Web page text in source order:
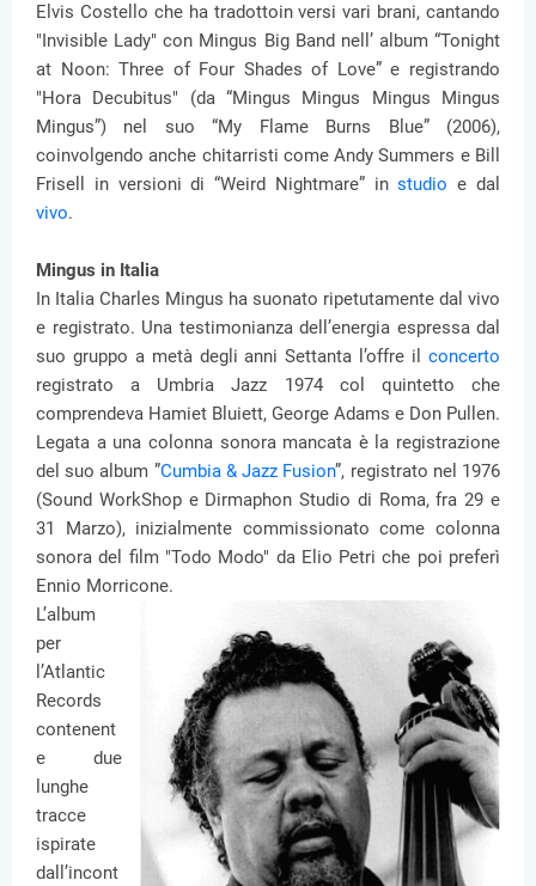
Elvis Costello che ha tradottoin versi vari brani, cantando
"Invisible Lady" con Mingus Big Band nell’ album “Tonight
at Noon: Three of Four Shades of Love” e registrando
"Hora Decubitus" (da “Mingus Mingus Mingus Mingus
Mingus”) nel suo “My Flame Burns Blue” (2006),
coinvolgendo anche chitarristi come Andy Summers e Bill
Frisell in versioni di “Weird Nightmare” instudio e dal
vivo.
Mingus in Italia
In Italia Charles Mingus ha suonato ripetutamente dal vivo
e registrato. Una testimonianza dell’energia espressa dal
suo gruppo a metà degli anni Settanta l’offre il concerto
registrato a Umbria Jazz 1974 col quintetto che
comprendeva Hamiet Bluiett, George Adams e Don Pullen.
Legata a una colonna sonora mancata è la registrazione
del suo album ”Cumbia & Jazz Fusion”, registrato nel 1976
(Sound WorkShop e Dirmaphon Studio di Roma, fra 29 e
31 Marzo), inizialmente commissionato come colonna
sonora del film "Todo Modo" da Elio Petri che poi preferì
Ennio Morricone.
L’album
per
l’Atlantic
Records
contenent
e due
lunghe
tracce
ispirate
dall’incont